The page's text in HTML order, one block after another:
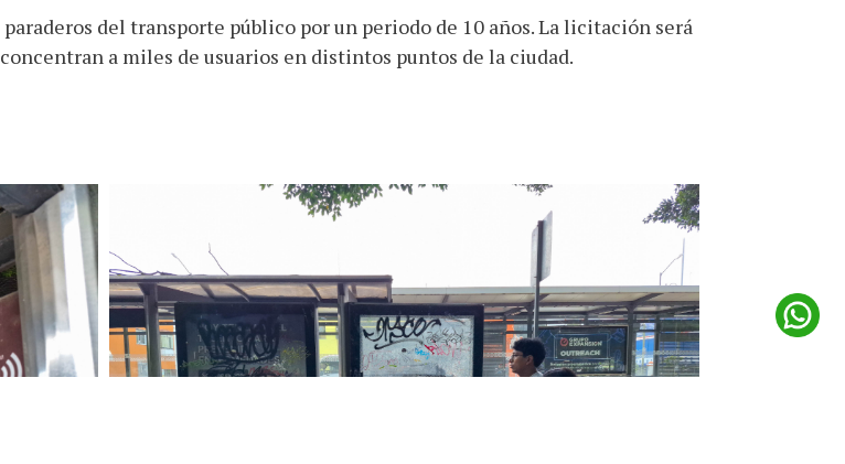
del transporte público por un periodo de 10 años. La licitación será
a miles de usuarios en distintos puntos de la ciudad.